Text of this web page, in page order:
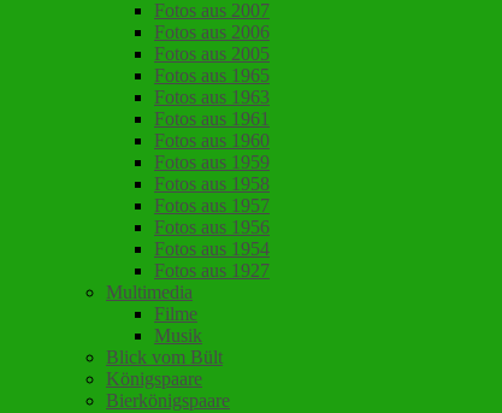
Fotos aus 2007
Fotos aus 2006
Fotos aus 2005
Fotos aus 1965
Fotos aus 1963
Fotos aus 1961
Fotos aus 1960
Fotos aus 1959
Fotos aus 1958
Fotos aus 1957
Fotos aus 1956
Fotos aus 1954
Fotos aus 1927
Multimedia
Filme
Musik
Blick vom Bült
Königspaare
Bierkönigspaare